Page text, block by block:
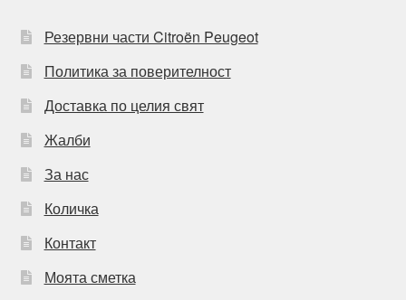
Резервни части Citroën Peugeot
Политика за поверителност
Доставка по целия свят
Жалби
За нас
Количка
Контакт
Моята сметка